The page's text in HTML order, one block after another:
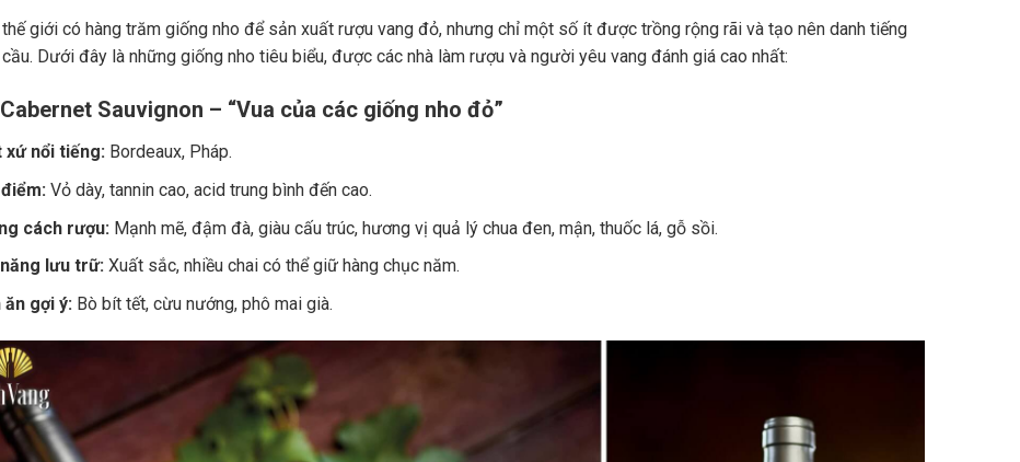
thế giới có hàng trăm giống nho để sản xuất rượu vang đỏ, nhưng chỉ một số ít được trồng rộng rãi và tạo nên danh tiếng
Dưới đây là những giống nho tiêu biểu, được các nhà làm rượu và người yêu vang đánh giá cao nhất:
Sauvignon – “Vua của các giống nho đỏ”
xứ nổi tiếng:Bordeaux, Pháp.
Vỏ dày, tannin cao, acid trung bình đến cao.
cách rượu: Mạnh mẽ, đậm đà, giàu cấu trúc, hương vị quả lý chua đen, mận, thuốc lá, gỗ sồi.
năng lưu trữ:Xuất sắc, nhiều chai có thể giữ hàng chục năm.
ăn gợi ý: Bò bít tết, cừu nướng, phô mai già.